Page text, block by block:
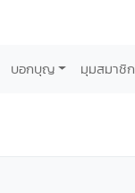
บอกบุญ มุมสมาชิก